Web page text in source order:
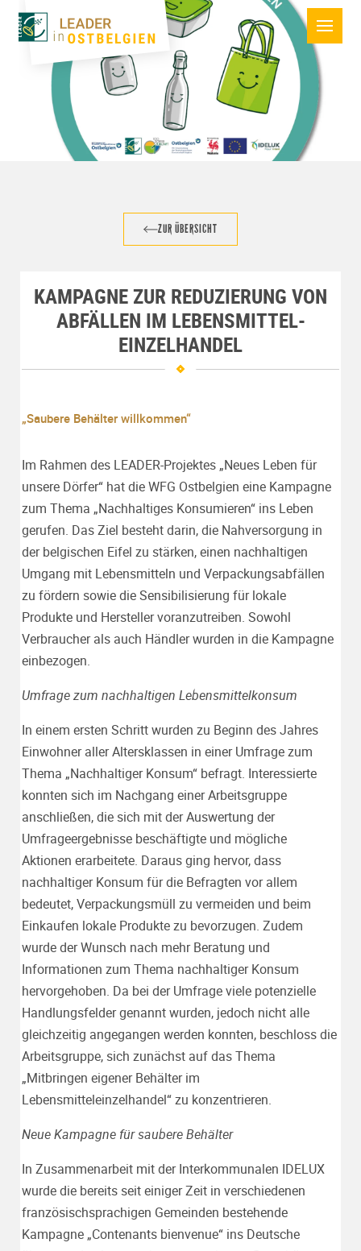
ZUR ÜBERSICHT
KAMPAGNE ZUR REDUZIERUNG VON
ABFÄLLEN IM LEBENSMITTEL-
EINZELHANDEL
„Saubere Behälter willkommen“
Im Rahmen des LEADER-Projektes „Neues Leben für
unsere Dörfer“ hat die WFG Ostbelgien eine Kampagne
zum Thema „Nachhaltiges Konsumieren“ ins Leben
gerufen. Das Ziel besteht darin, die Nahversorgung in
der belgischen Eifel zu stärken, einen nachhaltigen
Umgang mit Lebensmitteln und Verpackungsabfällen
zu fördern sowie die Sensibilisierung für lokale
Produkte und Hersteller voranzutreiben. Sowohl
Verbraucher als auch Händler wurden in die Kampagne
einbezogen.
Umfrage zum nachhaltigen Lebensmittelkonsum
In einem ersten Schritt wurden zu Beginn des Jahres
Einwohner aller Altersklassen in einer Umfrage zum
Thema „Nachhaltiger Konsum“ befragt. Interessierte
konnten sich im Nachgang einer Arbeitsgruppe
anschließen, die sich mit der Auswertung der
Umfrageergebnisse beschäftigte und mögliche
Aktionen erarbeitete. Daraus ging hervor, dass
nachhaltiger Konsum für die Befragten vor allem
bedeutet, Verpackungsmüll zu vermeiden und beim
Einkaufen lokale Produkte zu bevorzugen. Zudem
wurde der Wunsch nach mehr Beratung und
Informationen zum Thema nachhaltiger Konsum
hervorgehoben. Da bei der Umfrage viele potenzielle
Handlungsfelder genannt wurden, jedoch nicht alle
gleichzeitig angegangen werden konnten, beschloss die
Arbeitsgruppe, sich zunächst auf das Thema
„Mitbringen eigener Behälter im
Lebensmitteleinzelhandel“ zu konzentrieren.
Neue Kampagne für saubere Behälter
In Zusammenarbeit mit der Interkommunalen IDELUX
wurde die bereits seit einiger Zeit in verschiedenen
französischsprachigen Gemeinden bestehende
Kampagne „Contenants bienvenue“ ins Deutsche